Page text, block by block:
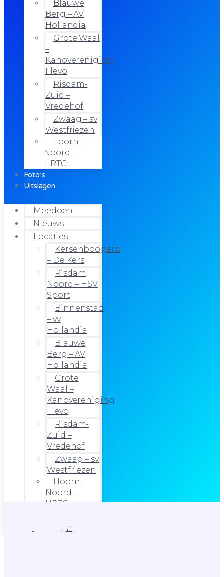
Blauwe
Berg – AV
Hollandia
Grote Waal
–
Kanovereniging
Flevo
Risdam-
Zuid –
Vredehof
Zwaag – sv
Westfriezen
Hoorn-
Noord –
HRTC
Foto’s
Uitslagen
Meedoen
Nieuws
Locaties
Kersenboogerd
– De Kers
Risdam
Noord – HSV
Sport
Binnenstad
– vv
Hollandia
Blauwe
Berg – AV
Hollandia
Grote
Waal –
Kanovereniging
Flevo
Risdam-
Zuid –
Vredehof
Zwaag – sv
Westfriezen
Hoorn-
Noord –
HRTC
Uitslagen